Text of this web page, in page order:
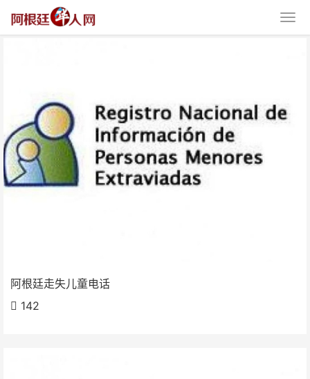
阿根廷走失儿童电话
142
阿根廷走失儿童电话